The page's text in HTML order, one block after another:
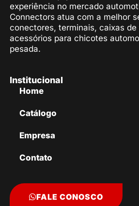
experiência no mercado
Connectors atua com a melhor
conectores, terminais, caixas de
acessórios para chicotes
pesada.
Institucional
Home
Catálogo
Empresa
Contato
FALE CONOSCO